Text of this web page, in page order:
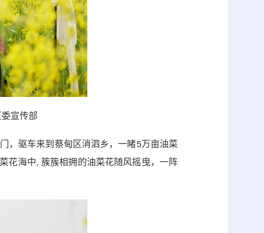
宣传部
驱车来到蔡甸区消泗乡，一睹5万亩油菜
花海中, 簇簇相拥的油菜花随风摇曳，一阵